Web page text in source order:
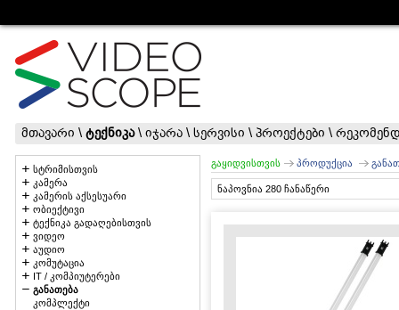
მთავარი \ ტექნიკა\ იჯარა \ სერვისი \ პროექტები \
სტრიმისთვის
კამერა
კამერის აქსესუარი
ობიექტივი
ტექნიკა გადაღებისთვის
ვიდეო
აუდიო
კომუტაცია
IT / კომპიუტერები
განათება
კომპლექტი
გაყიდვისთვის პროდუქცია
ნაპოვნია 280 ჩანაწერი